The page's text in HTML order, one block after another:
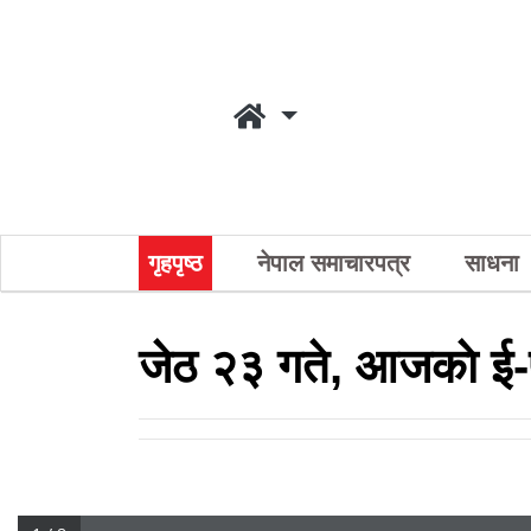
गृहपृष्ठ नेपाल समाचारपत्र साधना
जेठ २३ गते, आजकाे ई-